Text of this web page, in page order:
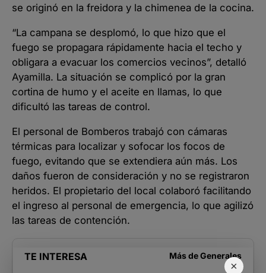
×
se originó en la freidora y la chimenea de la cocina.
“La campana se desplomó, lo que hizo que el
fuego se propagara rápidamente hacia el techo y
obligara a evacuar los comercios vecinos”, detalló
Ayamilla. La situación se complicó por la gran
cortina de humo y el aceite en llamas, lo que
dificultó las tareas de control.
El personal de Bomberos trabajó con cámaras
térmicas para localizar y sofocar los focos de
fuego, evitando que se extendiera aún más. Los
daños fueron de consideración y no se registraron
heridos. El propietario del local colaboró facilitando
el ingreso al personal de emergencia, lo que agilizó
las tareas de contención.
TE INTERESA Más deGenerales